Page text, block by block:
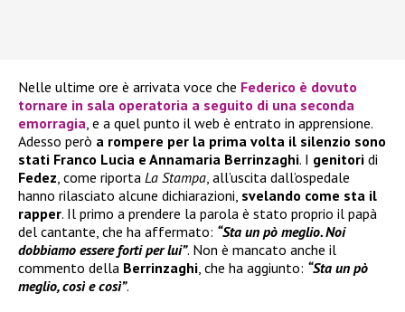
Nelle ultime ore è arrivata voce che Federico è dovuto
tornare in sala operatoria a seguito di una seconda
emorragia, e a quel punto il web è entrato in apprensione.
Adesso però a rompere per la prima volta il silenzio sono
stati Franco Lucia e Annamaria Berrinzaghi. I genitori di
Fedez, come riporta La Stampa, all’uscita dall’ospedale
hanno rilasciato alcune dichiarazioni, svelando come sta il
rapper. Il primo a prendere la parola è stato proprio il papà
del cantante, che ha affermato: “Sta un pò meglio. Noi
dobbiamo essere forti per lui”. Non è mancato anche il
commento della Berrinzaghi, che ha aggiunto: “Sta un pò
meglio, così e così”.